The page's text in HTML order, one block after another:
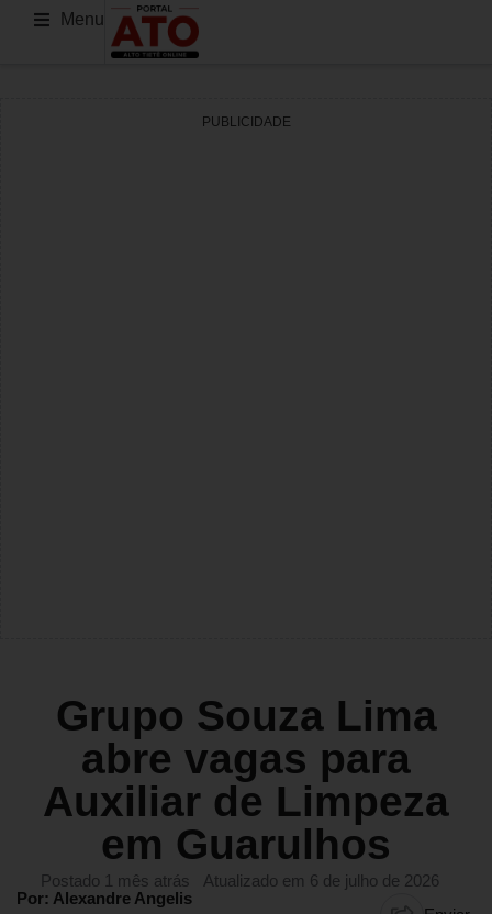
Menu
PUBLICIDADE
Grupo Souza Lima
abre vagas para
Auxiliar de Limpeza
em Guarulhos
Postado 1 mês atrás
Atualizado em 6 de julho de 2026
Por: Alexandre Angelis